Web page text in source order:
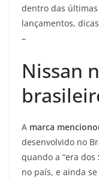
dentro das
lançamentos,
–
Nissan
A marca
desenvolvido no
quando a “era dos
no país, e ainda